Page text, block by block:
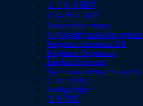
よくある質問
자주 묻는 질문
Veelgestelde vragen
Najczęściej zadawane pytania
Perguntas frequentes BR
Perguntas Frequentes
Întrebări frecvente
Часто задаваемые вопросы
Časté otázky
Vanliga frågor
常見問題